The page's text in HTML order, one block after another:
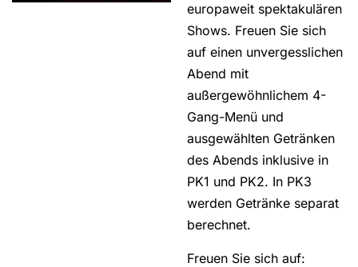
europaweit spektakulären
Shows. Freuen Sie sich
auf einen unvergesslichen
Abend mit
außergewöhnlichem 4-
Gang-Menü und
ausgewählten Getränken
des Abends inklusive in
PK1 und PK2. In PK3
werden Getränke separat
berechnet.
Freuen Sie sich auf: